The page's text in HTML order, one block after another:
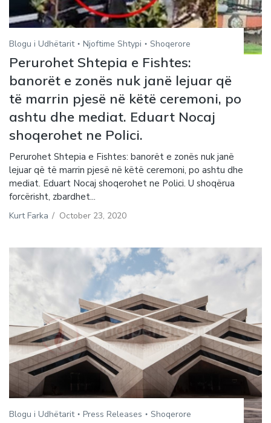
Blogu i Udhëtarit Njoftime Shtypi Shoqerore
Perurohet Shtepia e Fishtes:
banorët e zonës nuk janë lejuar që
të marrin pjesë në këtë ceremoni, po
ashtu dhe mediat. Eduart Nocaj
shoqerohet ne Polici.
Perurohet Shtepia e Fishtes: banorët e zonës nuk janë
lejuar që të marrin pjesë në këtë ceremoni, po ashtu dhe
mediat. Eduart Nocaj shoqerohet ne Polici. U shoqërua
forcërisht, zbardhet...
Kurt Farka / October 23, 2020
Blogu i Udhëtarit Press Releases Shoqerore